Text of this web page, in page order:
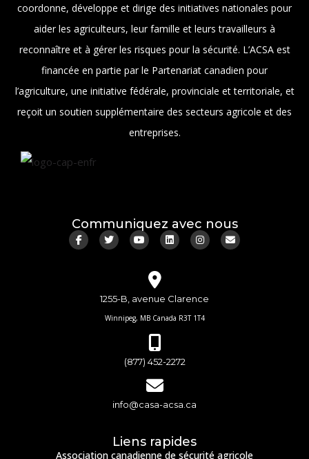
coordonne, développe et dirige des initiatives nationales pour
aider les agriculteurs, leur famille et leurs travailleurs à
reconnaître et à gérer les risques pour la sécurité. L’ACSA est
financée en partie par le Partenariat canadien pour
l’agriculture, une initiative fédérale, provinciale et territoriale, et
reçoit un soutien supplémentaire des secteurs agricole et des
entreprises.
Communiquez avec nous
1255-B, avenue Clarence
Winnipeg, MB Canada R3T 1T4
(877) 452-2272
info@casa-acsa.ca
Liens rapides
Association canadienne de sécurité agricole